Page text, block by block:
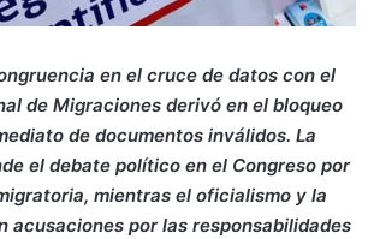
en el cruce de datos con el
de Migraciones derivó en el bloqueo
de documentos inválidos. La
el debate político en el Congreso por
mientras el oficialismo y la
acusaciones por las responsabilidades